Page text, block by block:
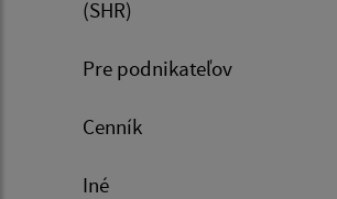
(SHR)
Pre podnikateľov
Cenník
Iné